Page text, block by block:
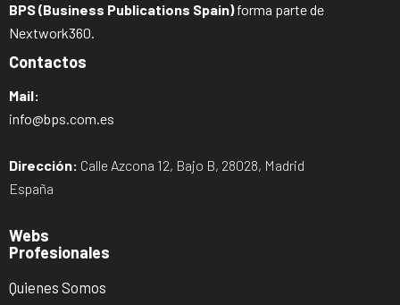
BPS (Business Publications Spain)forma parte de
Nextwork360.
Contactos
Mail:
info@bps.com.es
Dirección: Calle Azcona 12, Bajo B, 28028, Madrid
España
Webs
Profesionales
Quienes Somos